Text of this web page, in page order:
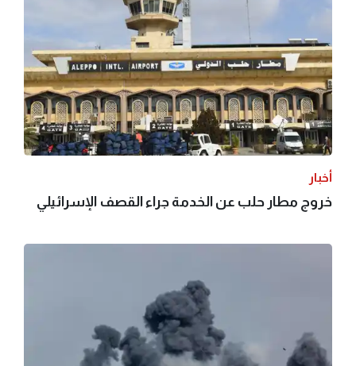
أخبار
خروج مطار حلب عن الخدمة جراء القصف الإسرائيلي